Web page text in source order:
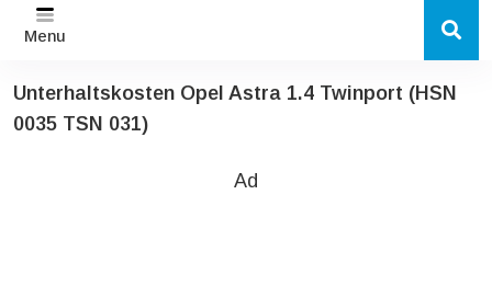
Menu
Unterhaltskosten Opel Astra 1.4 Twinport (HSN
0035 TSN 031)
Ad